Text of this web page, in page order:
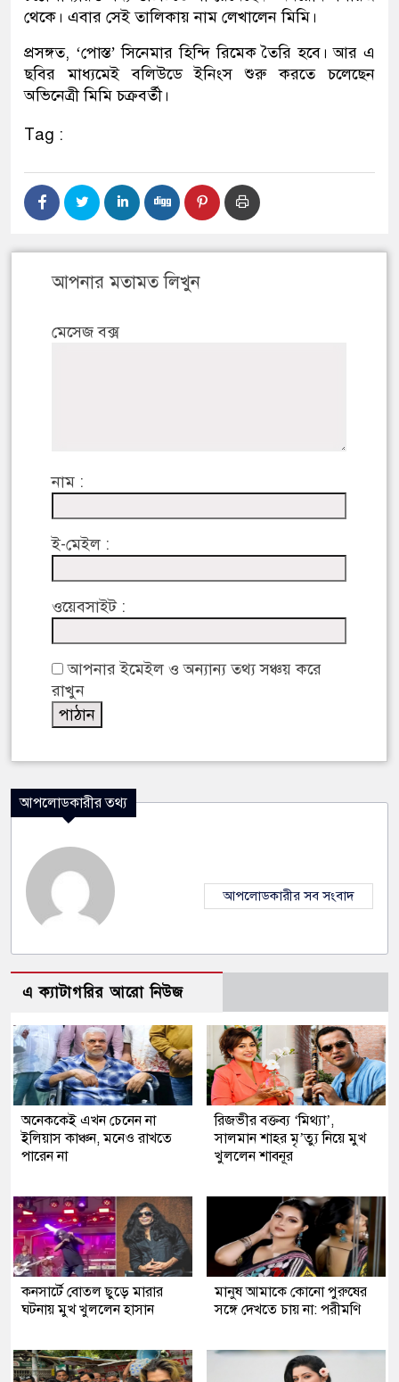
থেকে। এবার সেই তালিকায় নাম লেখালেন মিমি।
প্রসঙ্গত, ‘পোস্ত’ সিনেমার হিন্দি রিমেক তৈরি হবে। আর এ
ছবির মাধ্যমেই বলিউডে ইনিংস শুরু করতে চলেছেন
অভিনেত্রী মিমি চক্রবর্তী।
Tag :
আপনার মতামত লিখুন
মেসেজ বক্স
নাম :
ই-মেইল :
ওয়েবসাইট :
আপনার ইমেইল ও অন্যান্য তথ্য সঞ্চয় করে
রাখুন
আপলোডকারীর তথ্য
আপলোডকারীর সব সংবাদ
এ ক্যাটাগরির আরো নিউজ
অনেককেই এখন চেনেন না
ইলিয়াস কাঞ্চন, মনেও রাখতে
পারেন না
রিজভীর বক্তব্য ‘মিথ্যা’,
সালমান শাহর মৃ’ত্যু নিয়ে মুখ
খুললেন শাবনূর
কনসার্টে বোতল ছুড়ে মারার
ঘটনায় মুখ খুললেন হাসান
মানুষ আমাকে কোনো পুরুষের
সঙ্গে দেখতে চায় না: পরীমণি